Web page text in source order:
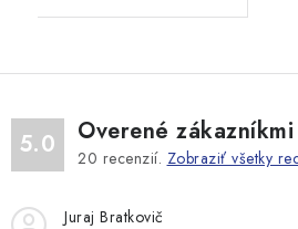
5.0 Overené zákazníkmi
20 recenzií. Zobraziť všetky
Juraj Bratkovič